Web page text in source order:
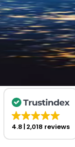
4.8 2,018 reviews